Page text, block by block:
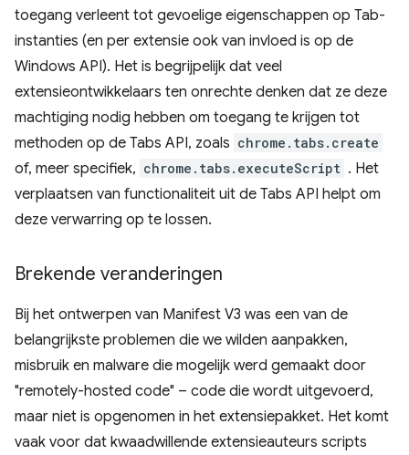
toegang verleent tot gevoelige eigenschappen op Tab-
instanties (en per extensie ook van invloed is op de
Windows API). Het is begrijpelijk dat veel
extensieontwikkelaars ten onrechte denken dat ze deze
machtiging nodig hebben om toegang te krijgen tot
methoden op de Tabs API, zoals chrome.tabs.create
of, meer specifiek, chrome.tabs.executeScript . Het
verplaatsen van functionaliteit uit de Tabs API helpt om
deze verwarring op te lossen.
Brekende veranderingen
Bij het ontwerpen van Manifest V3 was een van de
belangrijkste problemen die we wilden aanpakken,
misbruik en malware die mogelijk werd gemaakt door
"remotely-hosted code" – code die wordt uitgevoerd,
maar niet is opgenomen in het extensiepakket. Het komt
vaak voor dat kwaadwillende extensieauteurs scripts